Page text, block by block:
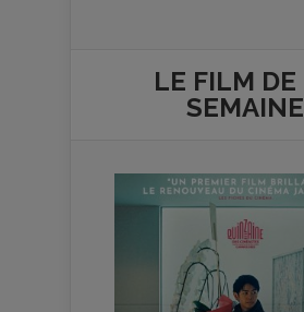
LE FILM DE
SEMAINE